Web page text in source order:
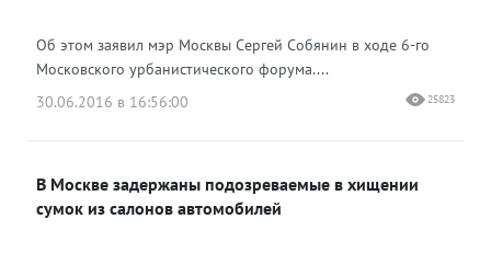
Об этом заявил мэр Москвы Сергей Собянин в ходе 6-го
Московского урбанистического форума....
30.06.2016 в 16:56:00
25823
В Москве задержаны подозреваемые в хищении
сумок из салонов автомобилей